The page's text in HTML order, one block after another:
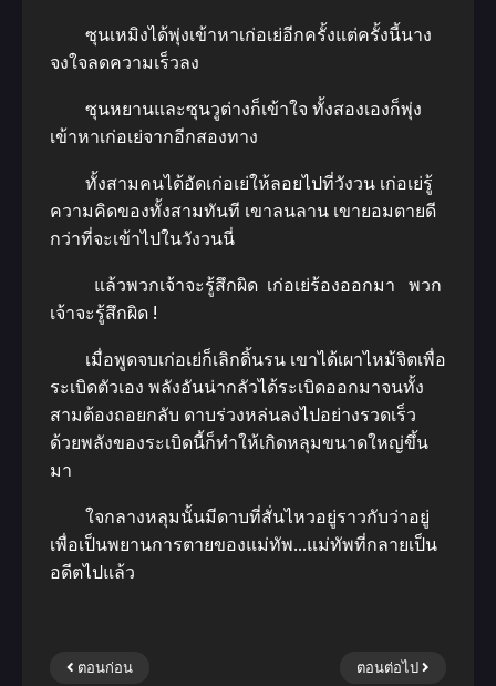
ซุนเหมิงได้พุ่งเข้าหาเก่อเย่อีกครั้งแต่ครั้งนี้นาง
จงใจลดความเร็วลง
ซุนหยานและซุนวูต่างก็เข้าใจ ทั้งสองเองก็พุ่ง
เข้าหาเก่อเย่จากอีกสองทาง
ทั้งสามคนได้อัดเก่อเย่ให้ลอยไปที่วังวน เก่อเย่รู้
ความคิดของทั้งสามทันที เขาลนลาน เขายอมตายดี
กว่าที่จะเข้าไปในวังวนนี่
แล้วพวกเจ้าจะรู้สึกผิด เก่อเย่ร้องออกมา พวก
เจ้าจะรู้สึกผิด !
เมื่อพูดจบเก่อเย่ก็เลิกดิ้นรน เขาได้เผาไหม้จิตเพื่อ
ระเบิดตัวเอง พลังอันน่ากลัวได้ระเบิดออกมาจนทั้ง
สามต้องถอยกลับ ดาบร่วงหล่นลงไปอย่างรวดเร็ว
ด้วยพลังของระเบิดนี้ก็ทำให้เกิดหลุมขนาดใหญ่ขึ้น
มา
ใจกลางหลุมนั้นมีดาบที่สั่นไหวอยู่ราวกับว่าอยู่
เพื่อเป็นพยานการตายของแม่ทัพ…แม่ทัพที่กลายเป็น
อดีตไปแล้ว
ตอนก่อน ตอนต่อไป